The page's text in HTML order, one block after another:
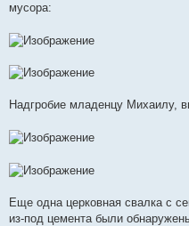
мусора:
Надгробие младенцу Михаилу,
Еще одна церковная свалка с
из-под цемента были